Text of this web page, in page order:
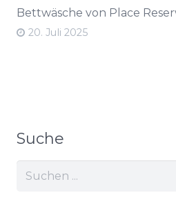
Bettwäsche von Place
20. Juli 2025
Suche